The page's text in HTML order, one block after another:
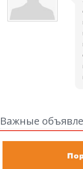
Важные